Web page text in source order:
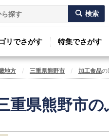
リでさがす 特集でさがす
地方 三重県熊野市 加工食品の
重県熊野市